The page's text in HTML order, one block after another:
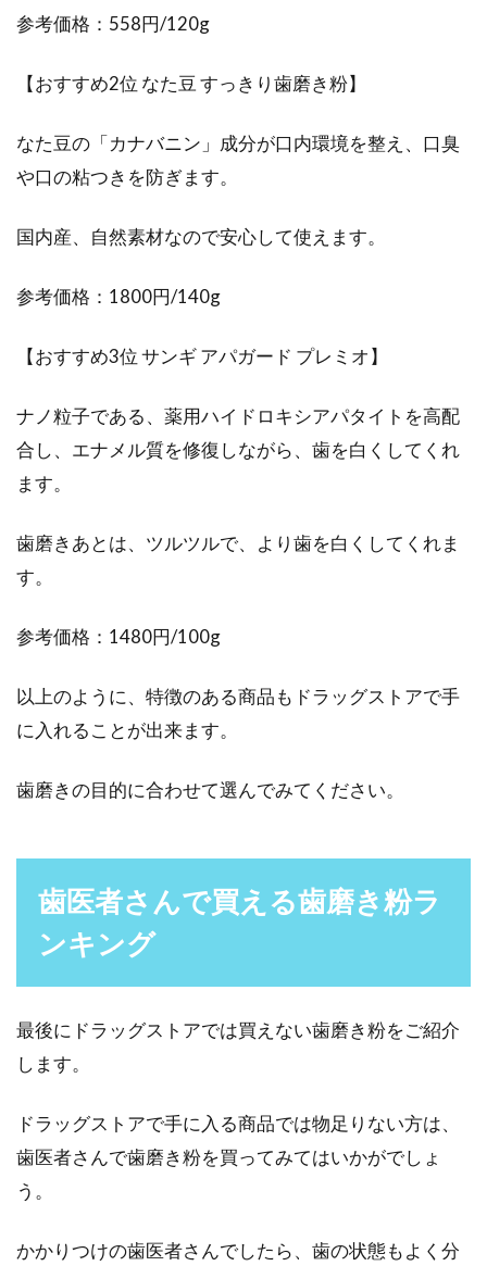
参考価格：558円/120g
【おすすめ2位 なた豆 すっきり歯磨き粉】
なた豆の「カナバニン」成分が口内環境を整え、口臭
や口の粘つきを防ぎます。
国内産、自然素材なので安心して使えます。
参考価格：1800円/140g
【おすすめ3位 サンギ アパガード プレミオ】
ナノ粒子である、薬用ハイドロキシアパタイトを高配
合し、エナメル質を修復しながら、歯を白くしてくれ
ます。
歯磨きあとは、ツルツルで、より歯を白くしてくれま
す。
参考価格：1480円/100g
以上のように、特徴のある商品もドラッグストアで手
に入れることが出来ます。
歯磨きの目的に合わせて選んでみてください。
歯医者さんで買える歯磨き粉ラ
ンキング
最後にドラッグストアでは買えない歯磨き粉をご紹介
します。
ドラッグストアで手に入る商品では物足りない方は、
歯医者さんで歯磨き粉を買ってみてはいかがでしょ
う。
かかりつけの歯医者さんでしたら、歯の状態もよく分